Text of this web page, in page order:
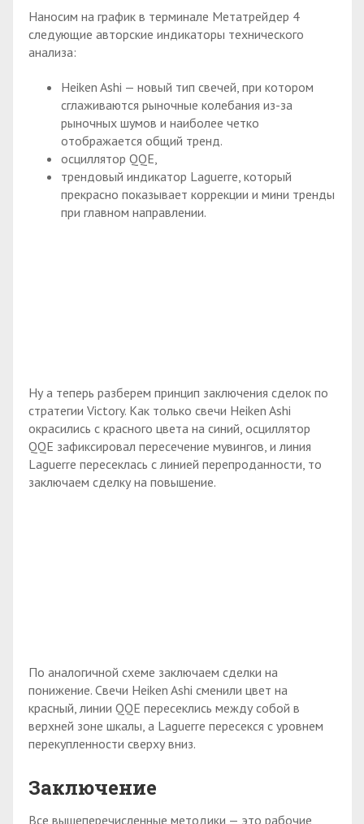
Наносим на график в терминале Метатрейдер 4
следующие авторские индикаторы технического
анализа:
Heiken Ashi — новый тип свечей, при котором
сглаживаются рыночные колебания из-за
рыночных шумов и наиболее четко
отображается общий тренд.
осциллятор QQE,
трендовый индикатор Laguerre, который
прекрасно показывает коррекции и мини тренды
при главном направлении.
Ну а теперь разберем принцип заключения сделок по
стратегии Victory. Как только свечи Heiken Ashi
окрасились с красного цвета на синий, осциллятор
QQE зафиксировал пересечение мувингов, и линия
Laguerre пересеклась с линией перепроданности, то
заключаем сделку на повышение.
По аналогичной схеме заключаем сделки на
понижение. Свечи Heiken Ashi сменили цвет на
красный, линии QQE пересеклись между собой в
верхней зоне шкалы, а Laguerre пересекся с уровнем
перекупленности сверху вниз.
Заключение
Все вышеперечисленные методики — это рабочие